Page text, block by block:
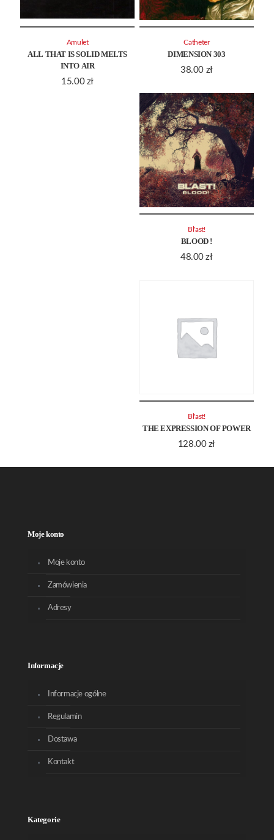
ALL THAT IS SOLID MELTS
INTO AIR
15.00 zł
Amulet
DIMENSION 303
38.00 zł
Catheter
BLOOD !
48.00zł
Bl'ast!
THE EXPRESSION OF POWER
128.00 zł
Bl'ast!
Moje konto
Moje konto
Zamówienia
Adresy
Informacje
Informacje ogólne
Regulamin
Dostawa
Kontakt
Kategorie